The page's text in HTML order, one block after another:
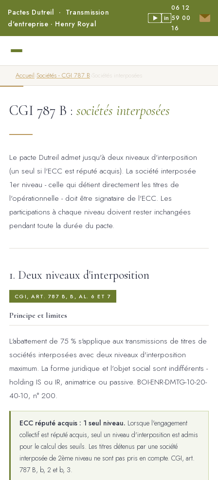
Pactes Dutreil · Transmission
d'entreprise · Henry Royal
in
06 12
59 00
16
Accueil Sociétés - CGI 787 B Sociétés interposées
CGI 787 B :sociétés interposées
Le pacte Dutreil admet jusqu'à deux niveaux d'interposition
(un seul si l'ECC est réputé acquis). La société interposée
1er niveau - celle qui détient directement les titres de
l'opérationnelle - doit être signataire de l'ECC. Les
participations à chaque niveau doivent rester inchangées
pendant toute la durée du pacte.
1. Deux niveaux d'interposition
CGI, ART. 787 B, B, AL. 6 ET 7
Principe et limites
L'abattement de 75 % s'applique aux transmissions de titres de
sociétés interposées avec deux niveaux d'interposition
maximum. La forme juridique et l'objet social sont indifférents -
holding IS ou IR, animatrice ou passive. BOI-ENR-DMTG-10-20-
40-10, n° 200.
ECC réputé acquis : 1 seul niveau. Lorsque l'engagement
collectif est réputé acquis, seul un niveau d'interposition est admis
pour le calcul des seuils. Les titres détenus par une société
interposée de 2ème niveau ne sont pas pris en compte. CGI, art.
787 B, b, 2 et b, 3.